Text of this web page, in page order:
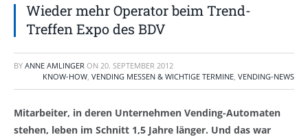
Wieder mehr Operator beim Trend-
Treffen Expo des BDV
BY ANNE AMLINGER ON 20. SEPTEMBER 2012
KNOW-HOW, VENDING MESSEN & WICHTIGE TERMINE, VENDING-NEWS
Mitarbeiter, in deren Unternehmen Vending-Automaten
stehen, leben im Schnitt 1,5 Jahre länger. Und das war